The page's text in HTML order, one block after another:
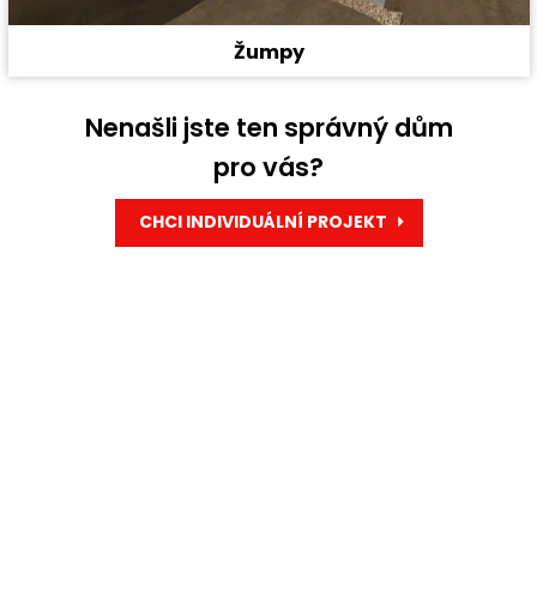
Žumpy
Nenašli jste ten správný dům
pro vás?
CHCI INDIVIDUÁLNÍ PROJEKT